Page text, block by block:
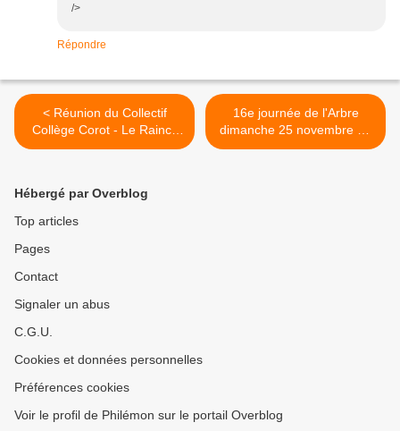
/>
Répondre
< Réunion du Collectif
Collège Corot - Le Raincy
samedi 24 novembre 2012
16e journée de l'Arbre
dimanche 25 novembre au
Raincy >
Hébergé par Overblog
Top articles
Pages
Contact
Signaler un abus
C.G.U.
Cookies et données personnelles
Préférences cookies
Voir le profil de Philémon sur le portail Overblog